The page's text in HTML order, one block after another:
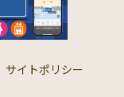
サイトポリシー